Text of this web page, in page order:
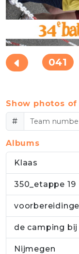
041
Show photos
#
Albums
Klaas
350_etappe 19
de camping
Nijmegen